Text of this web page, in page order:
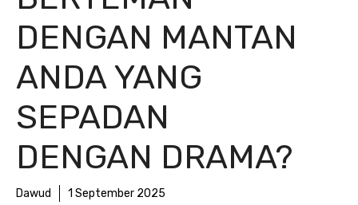
DENGAN MANTAN
ANDA YANG
SEPADAN
DENGAN DRAMA?
Dawud 1 September 2025